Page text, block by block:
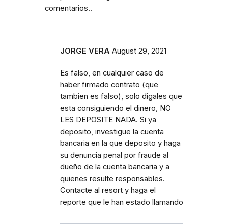
comentarios..
JORGE VERA August 29, 2021
Es falso, en cualquier caso de
haber firmado contrato (que
tambien es falso), solo digales que
esta consiguiendo el dinero, NO
LES DEPOSITE NADA. Si ya
deposito, investigue la cuenta
bancaria en la que deposito y haga
su denuncia penal por fraude al
dueño de la cuenta bancaria y a
quienes resulte responsables.
Contacte al resort y haga el
reporte que le han estado llamando